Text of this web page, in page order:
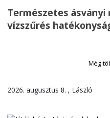
Természetes ásványi
vízszűrés
Még
2026. augusztus 8. , László